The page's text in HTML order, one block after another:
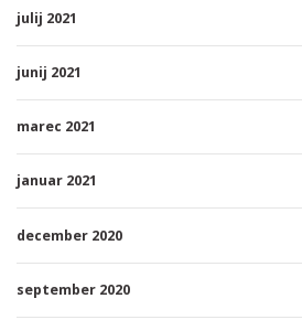
julij 2021
junij 2021
marec 2021
januar 2021
december 2020
september 2020